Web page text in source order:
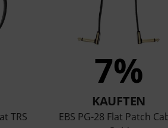
TRS
7%
KAUFTEN
EBS PG-28 Flat Patch